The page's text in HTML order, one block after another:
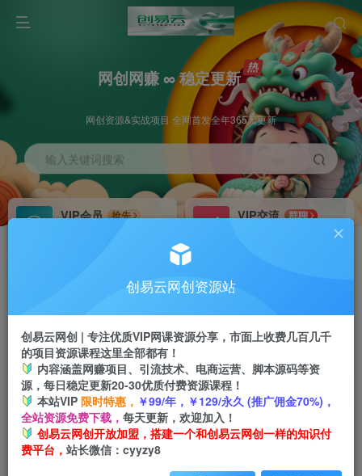
网创网赚 ∞ 稳定更新
网创资源&实战项目 全网首发全年365天更新
输入关键词搜索
VIP会员
抢先
VIP交流
群聊
研究探讨更多创业项目路子。
会员专属推广链接
挂机 项目
脚本卡密
APP下载
GO
首页 创业课程 会员专属 正文
（6752期）情感号变现细分赛道—挽回，情感赛
道转化率天花板（附渠道）
创易云网创资源站
创易云网创 | 专注优质VIP网课资源分享，市面上收费几百几千
的项目资源课程这里全部都有！
内容涵盖网赚项目、引流技术、电商运营、脚本源码等资
源，每日稳定更新20-30优质付费资源课程！
本站VIP 限时特惠， ￥99/年，￥129/永久 (推广佣金70%)，
全站资源免费下载， 每天更新，欢迎加入！
创易云网创开放加盟，搭建一个和创易云网创一样的知识付
费平台， 站长微信：cyyzy8